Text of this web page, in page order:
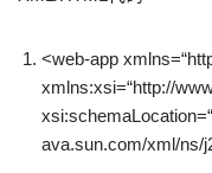
<web-app xmlns=
xmlns:xsi=“http://
xsi:schemaLocation=
ava.sun.com/xml/ns/